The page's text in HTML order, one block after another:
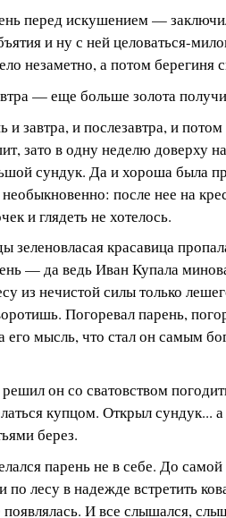
перед искушением —
и ну с ней целоваться-
незаметно, а потом берегиня
— еще больше золота
завтра, и послезавтра, и
зато в одну неделю доверху
сундук. Да и хороша была
после нее на
и глядеть не хотелось.
зеленовласая красавица
— да ведь Иван Купала
из нечистой силы только
Погоревал парень,
его мысль, что стал он самым
он со сватовством
купцом. Открыл сундук...
берез.
парень не в себе. До
по лесу в надежде встретить
И все слышался,